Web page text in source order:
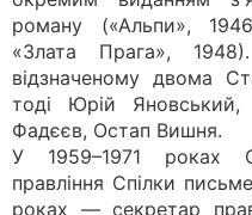
роману («Альпи»,
«Злата Прага»,
відзначеному двома
тоді Юрій
Фадєєв, Остап Вишня.
У 1959–1971 роках
правління Спілки
роках — секретар